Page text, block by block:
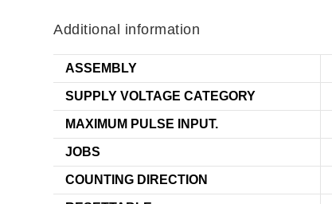
Additional information
ASSEMBLY
SUPPLY VOLTAGE CATEGORY
MAXIMUM PULSE INPUT.
JOBS
COUNTING DIRECTION